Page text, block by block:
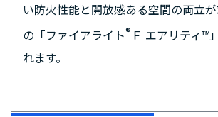
い防火性能と開放感ある空間の両立
の「ファイアライト® Ｆ エアリティ™
れます。